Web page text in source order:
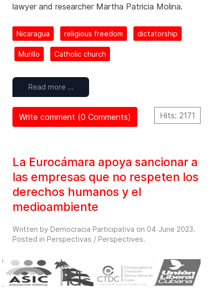
lawyer and researcher Martha Patricia Molina.
Nicaragua religious freedom dictatorship
Murillo Catholic church
Read more …
Hits: 2171
Write comment (0 Comments)
La Eurocámara apoya sancionar a
las empresas que no respeten los
derechos humanos y el
medioambiente
Written by Democracia Participativa on 04 June 2023.
Posted in Perspectivas / Perspectives.